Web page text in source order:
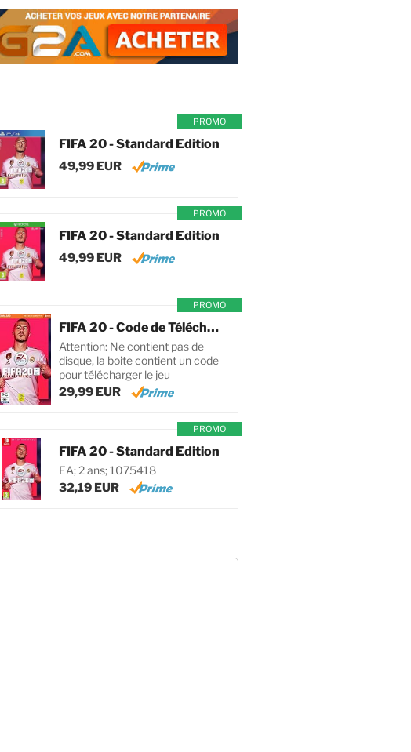
PROMO
FIFA 20 - Standard Edition
49,99 EUR
PROMO
FIFA 20 - Standard Edition
49,99 EUR
PROMO
FIFA 20 - Code de Téléchargement pour PC
Attention: Ne contient pas de
disque, la boite contient un code
pour télécharger le jeu
29,99 EUR
PROMO
FIFA 20 - Standard Edition
EA; 2 ans; 1075418
32,19 EUR